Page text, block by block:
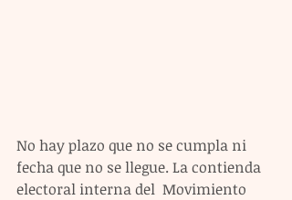
No hay plazo que no se cumpla ni
fecha que no se llegue. La contienda
electoral interna del  Movimiento